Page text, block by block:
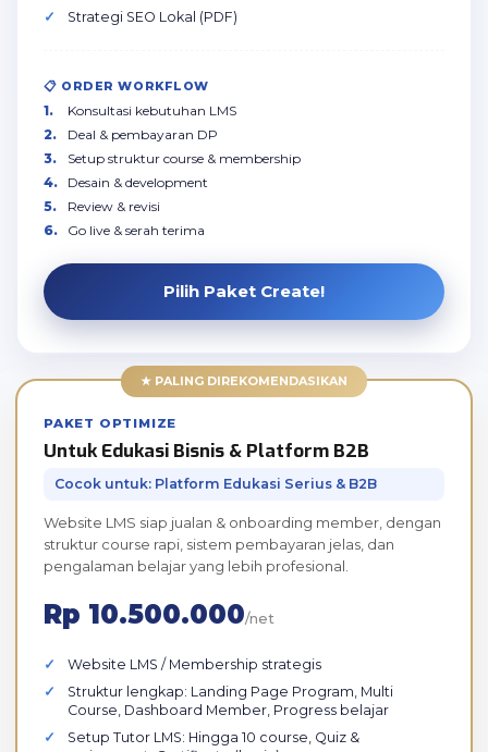
Strategi SEO Lokal (PDF)
📋 ORDER WORKFLOW
Konsultasi kebutuhan LMS
Deal & pembayaran DP
Setup struktur course & membership
Desain & development
Review & revisi
Go live & serah terima
Pilih Paket Create!
★ PALING DIREKOMENDASIKAN
PAKET OPTIMIZE
Untuk Edukasi Bisnis & Platform B2B
Cocok untuk: Platform Edukasi Serius & B2B
Website LMS siap jualan & onboarding member, dengan
struktur course rapi, sistem pembayaran jelas, dan
pengalaman belajar yang lebih profesional.
Rp 10.500.000/net
Website LMS / Membership strategis
Struktur lengkap: Landing Page Program, Multi
Course, Dashboard Member, Progress belajar
Setup Tutor LMS: Hingga 10 course, Quiz &